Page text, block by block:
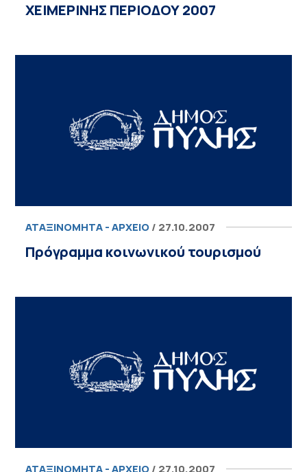
ΧΕΙΜΕΡΙΝΗΣ ΠΕΡΙΟΔΟΥ 2007
ΑΤΑΞΙΝΌΜΗΤΑ - ΑΡΧΕΊΟ / 27.10.2007
Πρόγραμμα κοινωνικού τουρισμού
ΑΤΑΞΙΝΌΜΗΤΑ - ΑΡΧΕΊΟ / 27.10.2007